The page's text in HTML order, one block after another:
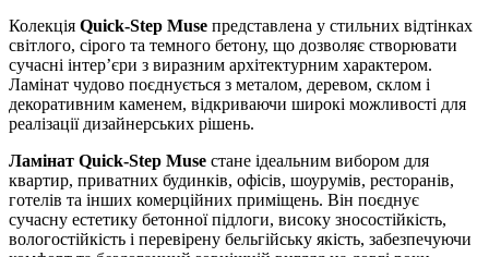
Колекція Quick-Step Muse представлена у стильних відтінках
світлого, сірого та темного бетону, що дозволяє створювати
сучасні інтер’єри з виразним архітектурним характером.
Ламінат чудово поєднується з металом, деревом, склом і
декоративним каменем, відкриваючи широкі можливості для
реалізації дизайнерських рішень.
Ламінат Quick-Step Muse стане ідеальним вибором для
квартир, приватних будинків, офісів, шоурумів, ресторанів,
готелів та інших комерційних приміщень. Він поєднує
сучасну естетику бетонної підлоги, високу зносостійкість,
вологостійкість і перевірену бельгійську якість, забезпечуючи